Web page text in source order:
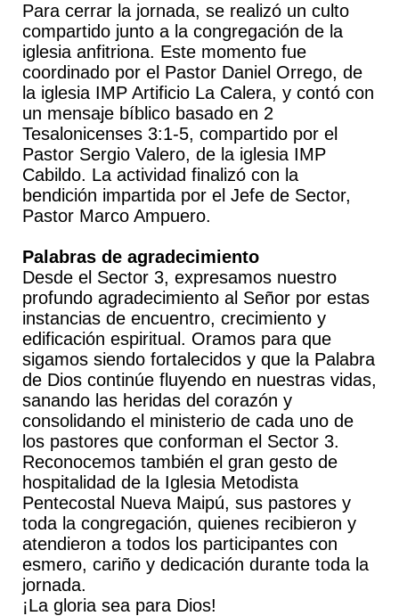
Para cerrar la jornada, se realizó un culto
compartido junto a la congregación de la
iglesia anfitriona. Este momento fue
coordinado por el Pastor Daniel Orrego, de
la iglesia IMP Artificio La Calera, y contó con
un mensaje bíblico basado en 2
Tesalonicenses 3:1-5, compartido por el
Pastor Sergio Valero, de la iglesia IMP
Cabildo. La actividad finalizó con la
bendición impartida por el Jefe de Sector,
Pastor Marco Ampuero.
Palabras de agradecimiento
Desde el Sector 3, expresamos nuestro
profundo agradecimiento al Señor por estas
instancias de encuentro, crecimiento y
edificación espiritual. Oramos para que
sigamos siendo fortalecidos y que la Palabra
de Dios continúe fluyendo en nuestras vidas,
sanando las heridas del corazón y
consolidando el ministerio de cada uno de
los pastores que conforman el Sector 3.
Reconocemos también el gran gesto de
hospitalidad de la Iglesia Metodista
Pentecostal Nueva Maipú, sus pastores y
toda la congregación, quienes recibieron y
atendieron a todos los participantes con
esmero, cariño y dedicación durante toda la
jornada.
¡La gloria sea para Dios!